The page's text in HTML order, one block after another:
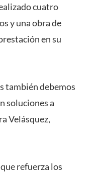
cuatro
y una obra de
en su
también debemos
soluciones a
Velásquez,
refuerza los